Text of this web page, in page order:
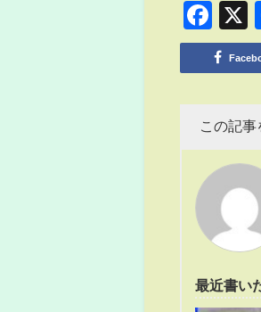
この記事
最近書い